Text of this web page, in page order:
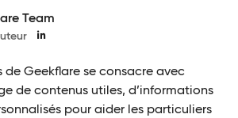
Team
de Geekflare se consacre avec
de contenus utiles, d’informations
pour aider les particuliers